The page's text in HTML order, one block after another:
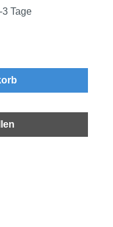
3 Tage
gewünschten